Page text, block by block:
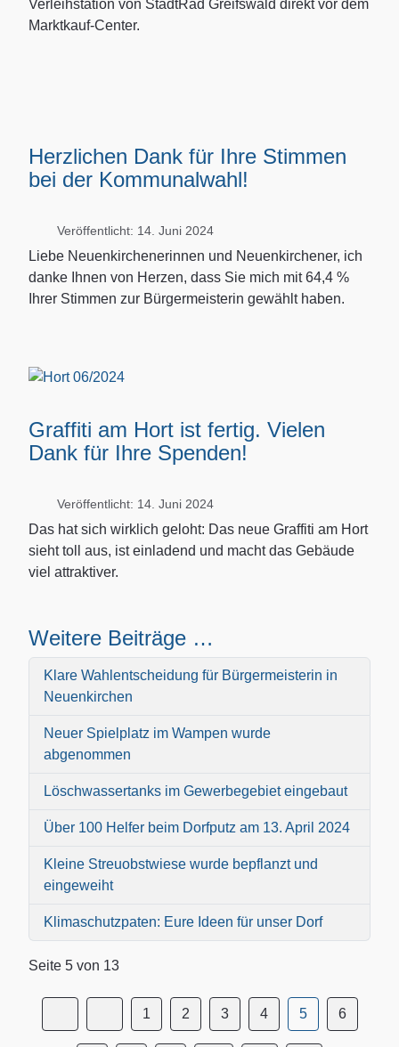
Verleihstation von StadtRad Greifswald direkt vor dem
Marktkauf-Center.
Herzlichen Dank für Ihre Stimmen
bei der Kommunalwahl!
Veröffentlicht: 14. Juni 2024
Liebe Neuenkirchenerinnen und Neuenkirchener, ich
danke Ihnen von Herzen, dass Sie mich mit 64,4 %
Ihrer Stimmen zur Bürgermeisterin gewählt haben.
Graffiti am Hort ist fertig. Vielen
Dank für Ihre Spenden!
Veröffentlicht: 14. Juni 2024
Das hat sich wirklich geloht: Das neue Graffiti am Hort
sieht toll aus, ist einladend und macht das Gebäude
viel attraktiver.
Weitere Beiträge …
Klare Wahlentscheidung für Bürgermeisterin in
Neuenkirchen
Neuer Spielplatz im Wampen wurde
abgenommen
Löschwassertanks im Gewerbegebiet eingebaut
Über 100 Helfer beim Dorfputz am 13. April 2024
Kleine Streuobstwiese wurde bepflanzt und
eingeweiht
Klimaschutzpaten: Eure Ideen für unser Dorf
Seite 5 von 13
1 2 3 4 5 6